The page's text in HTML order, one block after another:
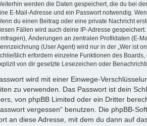
werden die Daten gespeichert, die du bei
E-Mail-Adresse und ein Passwort notwendig.
du einen Beitrag oder eine private Nachricht
Fällen wird auch deine IP-Adresse
Änderungen an zentralen Profildaten (E-
(User Agent) wird nur in der „Wer ist
erfordern einzelne Funktionen des
von dir gesetzte Lesezeichen oder
wird mit einer Einwege-
zu verwenden. Das Passwort ist dein
von phpBB Limited oder ein Dritter
vergessen“ benutzen. Die phpBB-
an diese Adresse, mit dem du dann auf